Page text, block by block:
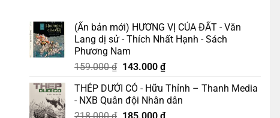
(Ấn bản mới) HƯƠNG VỊ CỦA ĐẤT - Văn
Lang dị sử - Thích Nhất Hạnh - Sách
Phương Nam
159.000₫ Giá
là:
159.000 ₫.
143.000 ₫Giá
tại
là:
THÉP DƯỚI CỎ - Hữu Thỉnh – Thanh Media
- NXB Quân đội Nhân dân
Giá
Giá